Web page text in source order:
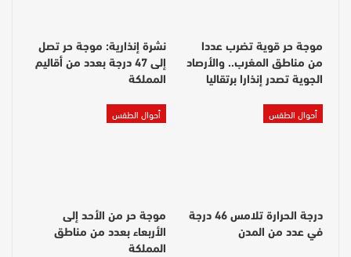
موجة حر قوية تضرب عددا
من مناطق المغرب.. والأرصاد
الجوية تصدر إنذارا برتقاليا
نشرة إنذارية: موجة حر تصل
إلى 47 درجة بعدد من أقاليم
المملكة
أحوال الطقس
درجة الحرارة تلامس 46 درجة
في عدد من المدن
أحوال الطقس
موجة حر من الأحد إلى
الأربعاء بعدد من مناطق
المملكة